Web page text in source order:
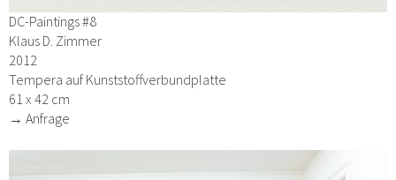
DC-Paintings #8
Klaus D. Zimmer
2012
Tempera auf Kunststoffverbundplatte
61 x 42 cm
→ Anfrage